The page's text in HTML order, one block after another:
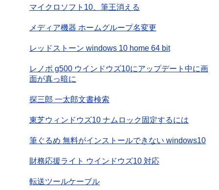
マイクロソフト10、筆王消える
メディア機器 ホームグループ名変更
レッドストーン windows 10 home 64 bit
レノボ g500 ウインドウズ10にアップデート中に画
面が真っ暗に
探三郎 一太郎文書検索
東芝ウィンドウズ10 ナムロック固定するには
筆ぐるめ 無料がインストールできない windows10
財務応援ライト ウインドウズ10 対応
転送ツールケーブル